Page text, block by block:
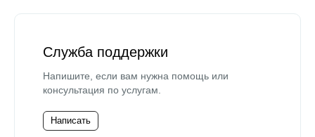
Служба поддержки
Напишите, если вам нужна помощь или
консультация по услугам.
Написать